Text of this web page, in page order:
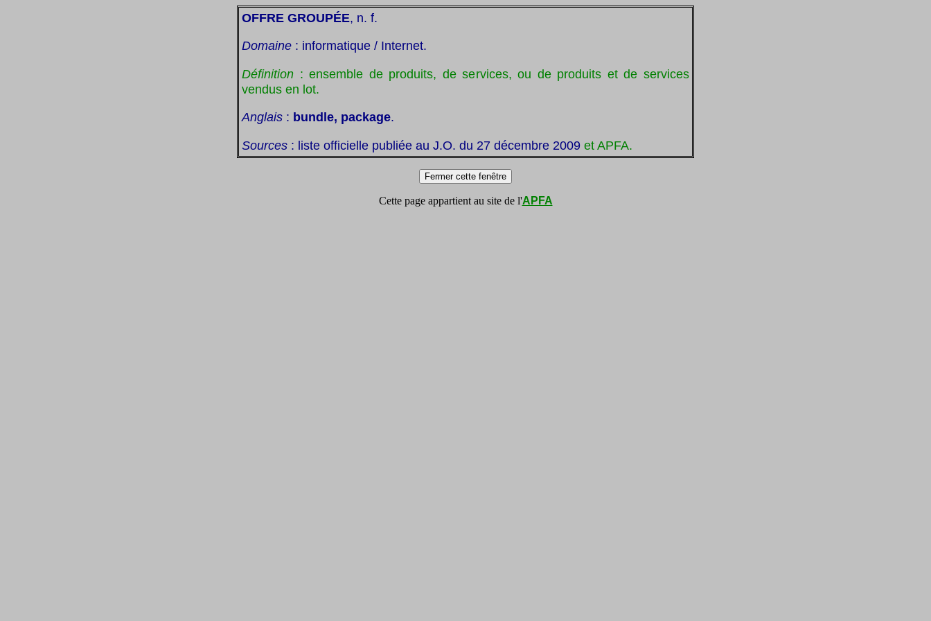
OFFRE GROUPÉE, n. f.
Domaine : informatique / Internet.
Définition : ensemble de produits, de services, ou de produits et de services
vendus en lot.
Anglais : bundle, package.
Sources : liste officielle publiée au J.O. du 27 décembre 2009 et APFA.
Cette page appartient au site de l'APFA